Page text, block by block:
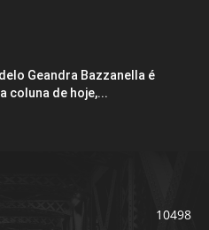
Geandra Bazzanella é
coluna de hoje,...
10498